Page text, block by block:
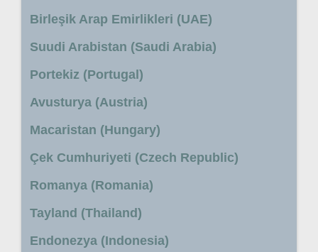
Birleşik Arap Emirlikleri (UAE)
Suudi Arabistan (Saudi Arabia)
Portekiz (Portugal)
Avusturya (Austria)
Macaristan (Hungary)
Çek Cumhuriyeti (Czech Republic)
Romanya (Romania)
Tayland (Thailand)
Endonezya (Indonesia)